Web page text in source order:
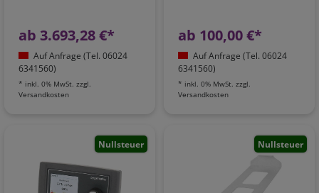
Netzvorrangschaltung
ab 3.693,28 €*
Auf Anfrage (Tel. 06024
6341560)
* inkl. 0% MwSt. zzgl.
Versandkosten
ab 100,00 €*
Auf Anfrage (Tel. 06024
6341560)
* inkl. 0% MwSt. zzgl.
Versandkosten
Nullsteuer Nullsteuer